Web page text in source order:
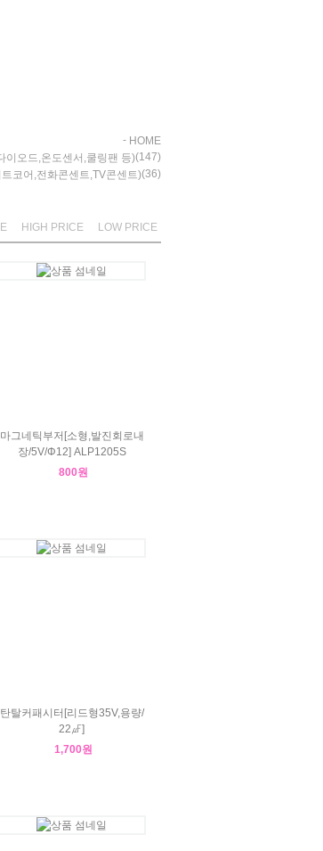
- HOME
이오드,온도센서,쿨링팬 등)(147)
코어,전화콘센트,TV콘센트)(36)
HIGH PRICE LOW PRICE
마그네틱부저[소형,발진회로내
장/5V/Φ12] ALP1205S
800원
탄탈커패시터[리드형35V,용량/
22㎌]
1,700원